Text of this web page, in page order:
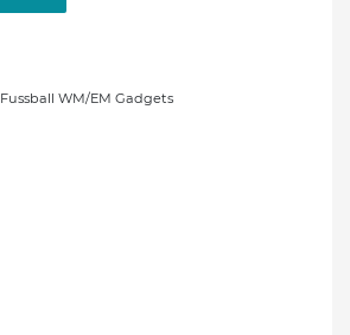
Fussball WM/EM Gadgets